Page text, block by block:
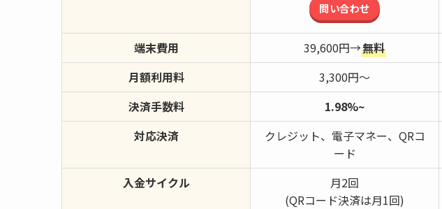
問い合わせ
端末費用 39,600円→無料
月額利用料
3,300円〜
決済手数料
1.98%~
対応決済
クレジット、電子マネー、QRコ
ード
入金サイクル
月2回
(QRコード決済は月1回)